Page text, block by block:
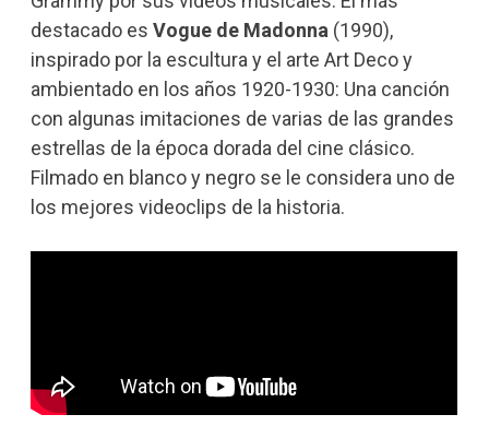
destacado es Vogue de Madonna (1990),
inspirado por la escultura y el arte Art Deco y
ambientado en los años 1920-1930: Una canción
con algunas imitaciones de varias de las grandes
estrellas de la época dorada del cine clásico.
Filmado en blanco y negro se le considera uno de
los mejores videoclips de la historia.